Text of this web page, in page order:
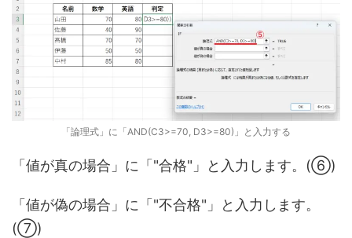
「論理式」に「AND(C3>=70, D3>=80)」と入力する
「値が真の場合」に「"合格"」と入力します。(⑥)
「値が偽の場合」に「"不合格"」と入力します。
(⑦)